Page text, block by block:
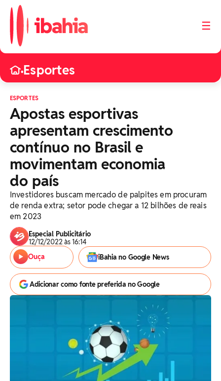
☰
•Esportes
ESPORTES
Apostas esportivas
apresentam crescimento
contínuo no Brasil e
movimentam economia
do país
Investidores buscam mercado de palpites em procuram
de renda extra; setor pode chegar a 12 bilhões de reais
em 2023
Especial Publicitário
12/12/2022 às 16:14
Ouça
iBahia no Google News
Adicionar como fonte preferida no Google